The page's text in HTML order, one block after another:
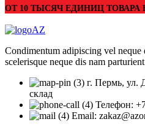
ОТ 10 ТЫСЯЧ ЕДИНИЦ ТОВАРА
Condimentum adipiscing vel neque
scelerisque neque dis nam
г. Пермь, ул.
склад
Телефон:
Email: